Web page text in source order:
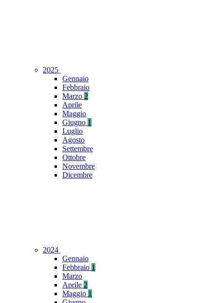
2025
Gennaio
Febbraio
Marzo 2
Aprile
Maggio
Giugno 1
Luglio
Agosto
Settembre
Ottobre
Novembre
Dicembre
2024
Gennaio
Febbraio 1
Marzo
Aprile 2
Maggio 1